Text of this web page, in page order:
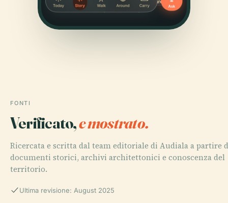
FONTI
Verificato,e mostrato.
Ricercata e scritta dal team editoriale di Audiala a partire
documenti storici, archivi architettonici e conoscenza del
territorio.
Ultima revisione: August 2025